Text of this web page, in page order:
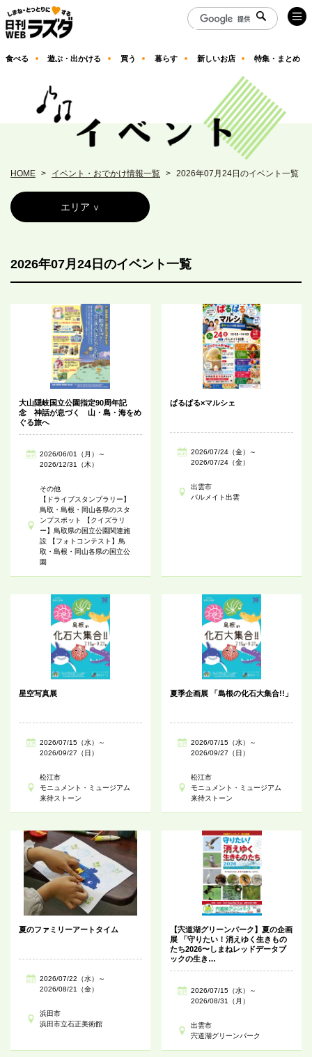
食べる 遊ぶ・出かける 買う 暮らす 新しいお店 特集・まとめ
HOME イベント・おでかけ情報一覧 2026年07月24日のイベント一覧
エリア
2026年07月24日のイベント一覧
大山隠岐国立公園指定90周年記
念 神話が息づく 山・島・海をめ
ぐる旅へ
2026/06/01（月）～
2026/12/31（木）
その他
【ドライブスタンプラリー】
鳥取・島根・岡山各県のスタ
ンプスポット 【クイズラリ
ー】鳥取県の国立公園関連施
設 【フォトコンテスト】鳥
取・島根・岡山各県の国立公
園
ぱるぱる×マルシェ
2026/07/24（金）～
2026/07/24（金）
出雲市
パルメイト出雲
星空写真展
2026/07/15（水）～
2026/09/27（日）
松江市
モニュメント・ミュージアム
来待ストーン
夏季企画展 「島根の化石大集合!!」
2026/07/15（水）～
2026/09/27（日）
松江市
モニュメント・ミュージアム
来待ストーン
夏のファミリーアートタイム
2026/07/22（水）～
2026/08/21（金）
浜田市
浜田市立石正美術館
【宍道湖グリーンパーク】夏の企画
展 「守りたい！消えゆく生きもの
たち2026〜しまねレッドデータブ
ックの生き…
2026/07/15（水）～
2026/08/31（月）
出雲市
宍道湖グリーンパーク